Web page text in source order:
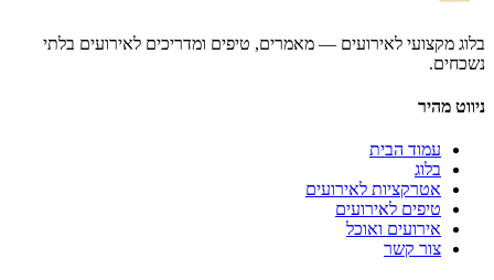
בלוג מקצועי לאירועים — מאמרים, טיפים ומדריכים לאירועים בלתי
נשכחים.
ניווט מהיר
עמוד הבית
בלוג
אטרקציות לאירועים
טיפים לאירועים
אירועים ואוכל
צור קשר